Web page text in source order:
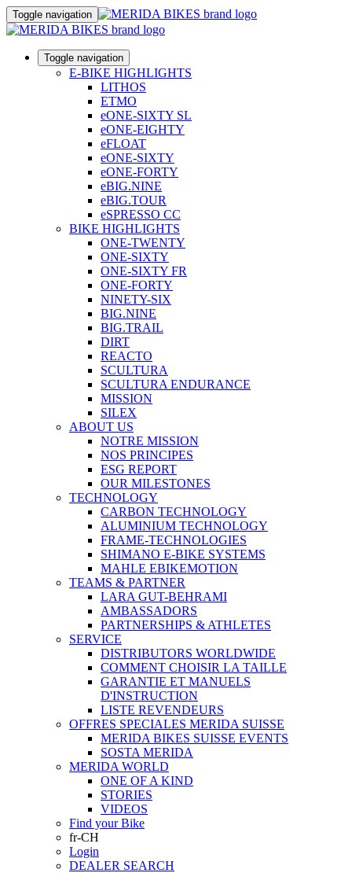
Toggle navigation
Toggle navigation
E-BIKE HIGHLIGHTS
LITHOS
ETMO
eONE-SIXTY SL
eONE-EIGHTY
eFLOAT
eONE-SIXTY
eONE-FORTY
eBIG.NINE
eBIG.TOUR
eSPRESSO CC
BIKE HIGHLIGHTS
ONE-TWENTY
ONE-SIXTY
ONE-SIXTY FR
ONE-FORTY
NINETY-SIX
BIG.NINE
BIG.TRAIL
DIRT
REACTO
SCULTURA
SCULTURA ENDURANCE
MISSION
SILEX
ABOUT US
NOTRE MISSION
NOS PRINCIPES
ESG REPORT
OUR MILESTONES
TECHNOLOGY
CARBON TECHNOLOGY
ALUMINIUM TECHNOLOGY
FRAME-TECHNOLOGIES
SHIMANO E-BIKE SYSTEMS
MAHLE EBIKEMOTION
TEAMS & PARTNER
LARA GUT-BEHRAMI
AMBASSADORS
PARTNERSHIPS & ATHLETES
SERVICE
DISTRIBUTORS WORLDWIDE
COMMENT CHOISIR LA TAILLE
GARANTIE ET MANUELS
D'INSTRUCTION
LISTE REVENDEURS
OFFRES SPECIALES MERIDA SUISSE
MERIDA BIKES SUISSE EVENTS
SOSTA MERIDA
MERIDA WORLD
ONE OF A KIND
STORIES
VIDEOS
Find your Bike
fr-CH
Login
DEALER SEARCH